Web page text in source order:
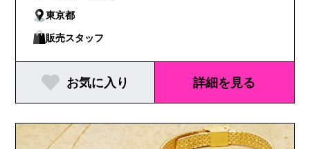
東京都
販売スタッフ
お気に入り 詳細を見る